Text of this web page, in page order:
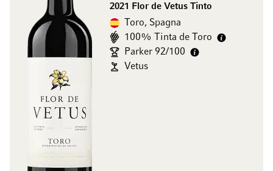
2021 Flor de Vetus Tinto
Toro, Spagna
100% Tinta de Toro
Parker 92/100
Vetus